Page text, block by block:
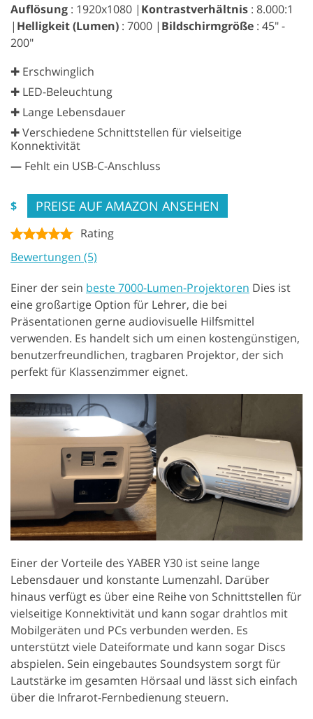
Auflösung : 1920x1080 | Kontrastverhältnis : 8.000:1
| Helligkeit (Lumen) : 7000 | Bildschirmgröße : 45" -
200"
✚ Erschwinglich
✚ LED-Beleuchtung
✚ Lange Lebensdauer
✚ Verschiedene Schnittstellen für vielseitige
Konnektivität
— Fehlt ein USB-C-Anschluss
$ PREISE AUF AMAZON ANSEHEN
Rating
Bewertungen (5)
Einer der sein beste 7000-Lumen-Projektoren Dies ist
eine großartige Option für Lehrer, die bei
Präsentationen gerne audiovisuelle Hilfsmittel
verwenden. Es handelt sich um einen kostengünstigen,
benutzerfreundlichen, tragbaren Projektor, der sich
perfekt für Klassenzimmer eignet.
Einer der Vorteile des YABER Y30 ist seine lange
Lebensdauer und konstante Lumenzahl. Darüber
hinaus verfügt es über eine Reihe von Schnittstellen für
vielseitige Konnektivität und kann sogar drahtlos mit
Mobilgeräten und PCs verbunden werden. Es
unterstützt viele Dateiformate und kann sogar Discs
abspielen. Sein eingebautes Soundsystem sorgt für
Lautstärke im gesamten Hörsaal und lässt sich einfach
über die Infrarot-Fernbedienung steuern.